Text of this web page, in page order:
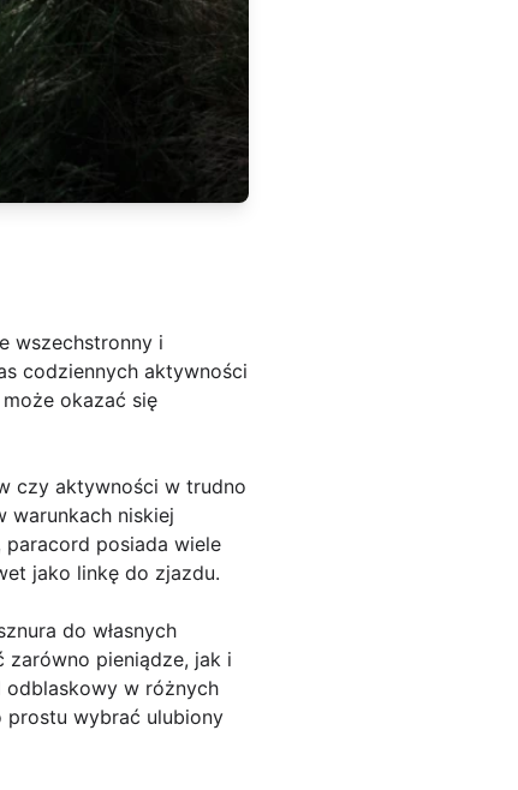
wszechstronny i
codziennych aktywności
okazać się
czy aktywności w trudno
warunkach niskiej
posiada wiele
jako linkę do zjazdu.
do własnych
pieniądze, jak i
odblaskowy w różnych
prostu wybrać ulubiony